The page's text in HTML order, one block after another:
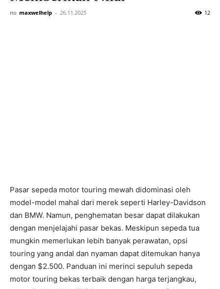
по maxwelhelp - 26.11.2025 12
Pasar sepeda motor touring mewah didominasi oleh
model-model mahal dari merek seperti Harley-Davidson
dan BMW. Namun, penghematan besar dapat dilakukan
dengan menjelajahi pasar bekas. Meskipun sepeda tua
mungkin memerlukan lebih banyak perawatan, opsi
touring yang andal dan nyaman dapat ditemukan hanya
dengan $2.500. Panduan ini merinci sepuluh sepeda
motor touring bekas terbaik dengan harga terjangkau,